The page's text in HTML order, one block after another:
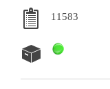
11583